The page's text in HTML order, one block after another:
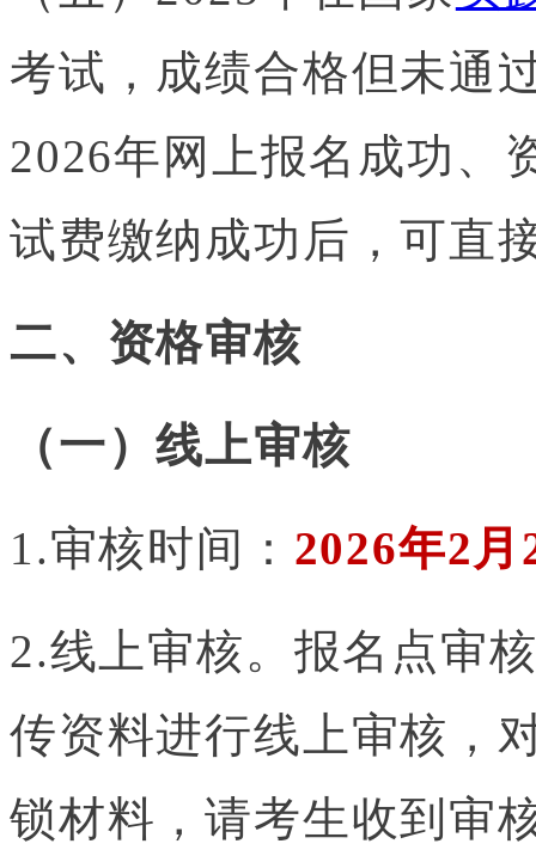
考试，成绩合格但未通
2026年网上报名成功、
试费缴纳成功后，可直
二、资格审核
（一）线上审核
1.审核时间： 2026年2
2.线上审核。报名点审
传资料进行线上审核，
锁材料，请考生收到审